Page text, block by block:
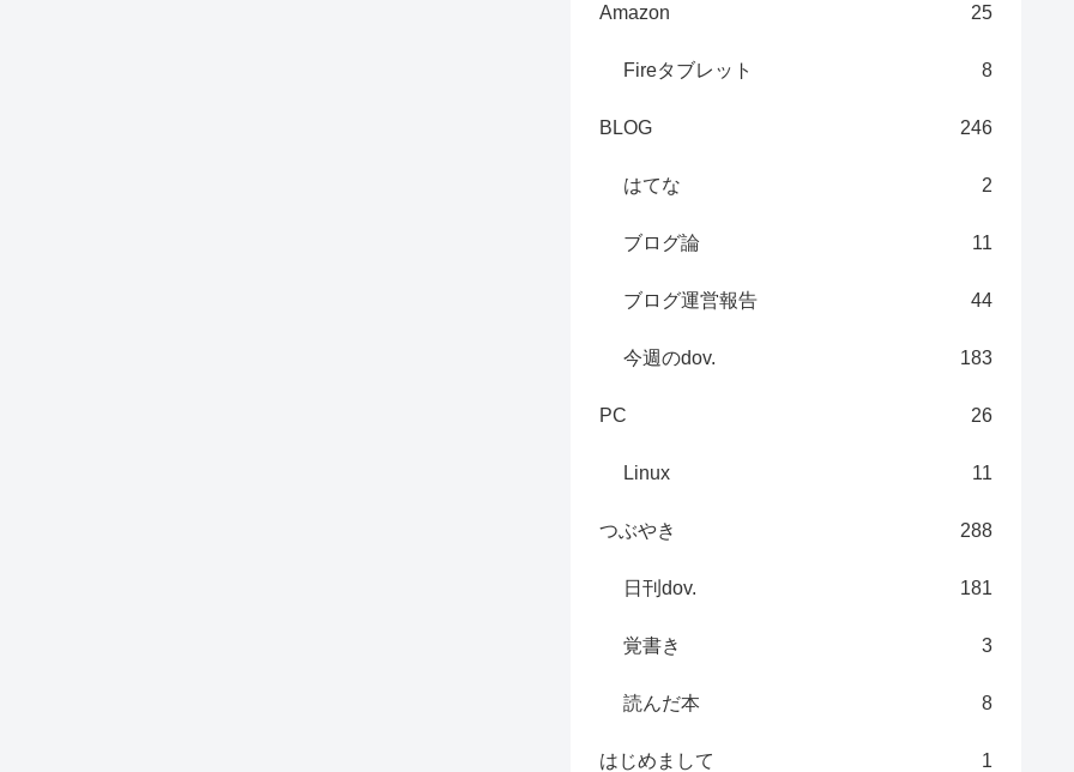
Amazon 25
Fireタブレット 8
BLOG 246
はてな 2
ブログ論 11
ブログ運営報告 44
今週のdov. 183
PC 26
Linux 11
つぶやき 288
日刊dov. 181
覚書き 3
読んだ本 8
はじめまして 1